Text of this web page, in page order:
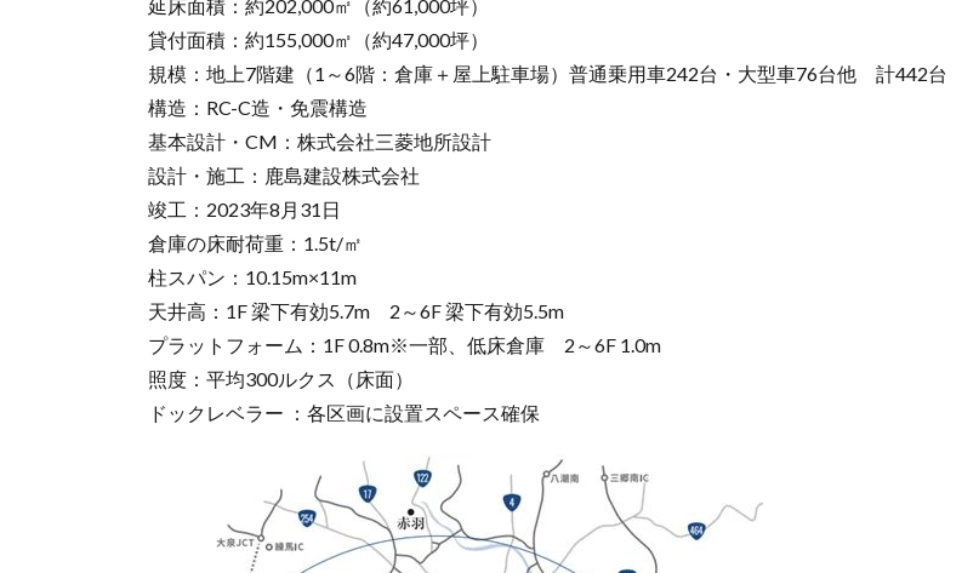
延床面積：約202,000㎡（約61,000坪）
貸付面積：約155,000㎡（約47,000坪）
規模：地上7階建（1～6階：倉庫＋屋上駐車場）普通乗用車242台・大型車76台他 計442台
構造：RC-C造・免震構造
基本設計・CM：株式会社三菱地所設計
設計・施工：鹿島建設株式会社
竣工：2023年8月31日
倉庫の床耐荷重：1.5t/㎡
柱スパン：10.15m×11m
天井高：1F 梁下有効5.7m 2～6F 梁下有効5.5m
プラットフォーム：1F 0.8m※一部、低床倉庫 2～6F 1.0m
照度：平均300ルクス（床面）
ドックレベラー ：各区画に設置スペース確保